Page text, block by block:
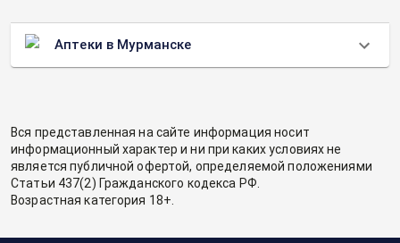
Аптеки в Мурманске
Вся представленная на сайте информация носит
информационный характер и ни при каких условиях не
является публичной офертой, определяемой положениями
Статьи 437(2) Гражданского кодекса РФ.
Возрастная категория 18+.